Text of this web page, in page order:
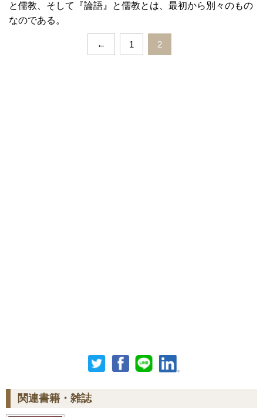
と儒教、そして『論語』と儒教とは、最初から別々のもの
なのである。
← 1 2
関連書籍・雑誌